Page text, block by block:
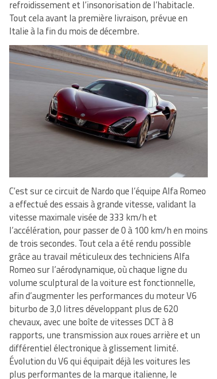
refroidissement et l’insonorisation de l’habitacle.
Tout cela avant la première livraison, prévue en
Italie à la fin du mois de décembre.
C’est sur ce circuit de Nardo que l’équipe Alfa Romeo
a effectué des essais à grande vitesse, validant la
vitesse maximale visée de 333 km/h et
l’accélération, pour passer de 0 à 100 km/h en moins
de trois secondes. Tout cela a été rendu possible
grâce au travail méticuleux des techniciens Alfa
Romeo sur l’aérodynamique, où chaque ligne du
volume sculptural de la voiture est fonctionnelle,
afin d’augmenter les performances du moteur V6
biturbo de 3,0 litres développant plus de 620
chevaux, avec une boîte de vitesses DCT à 8
rapports, une transmission aux roues arrière et un
différentiel électronique à glissement limité.
Évolution du V6 qui équipait déjà les voitures les
plus performantes de la marque italienne, le